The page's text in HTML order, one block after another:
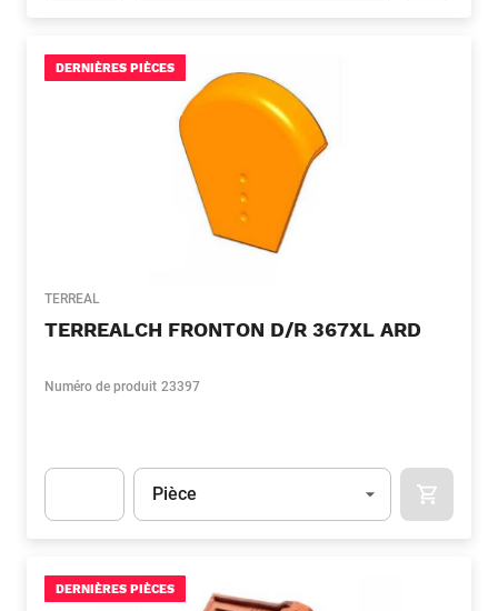
DERNIÈRES PIÈCES
TERREAL
TERREALCH FRONTON D/R 367XL ARD
Numéro de produit 23397
Unité
Pièce
DERNIÈRES PIÈCES